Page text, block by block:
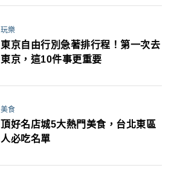
玩樂
東京自由行別急著排行程！第一次去
東京，這10件事更重要
美食
頂好名店城5大熱門美食，台北東區
人必吃名單